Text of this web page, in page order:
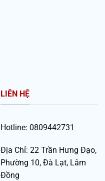
LIÊN HỆ
Hotline: 0809442731
Địa Chỉ: 22 Trần Hưng Đạo,
Phường 10, Đà Lạt, Lâm
Đồng